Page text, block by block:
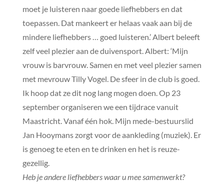
moet je luisteren naar goede liefhebbers en dat
toepassen. Dat mankeert er helaas vaak aan bij de
mindere liefhebbers … goed luisteren.’ Albert beleeft
zelf veel plezier aan de duivensport. Albert: ‘Mijn
vrouw is barvrouw. Samen en met veel plezier samen
met mevrouw Tilly Vogel. De sfeer in de club is goed.
Ik hoop dat ze dit nog lang mogen doen. Op 23
september organiseren we een tijdrace vanuit
Maastricht. Vanaf één hok. Mijn mede-bestuurslid
Jan Hooymans zorgt voor de aankleding (muziek). Er
is genoeg te eten en te drinken en het is reuze-
gezellig.
Heb je andere liefhebbers waar u mee samenwerkt?